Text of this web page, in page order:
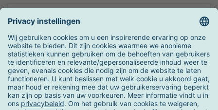
Zo kunt u betalen
Verzending